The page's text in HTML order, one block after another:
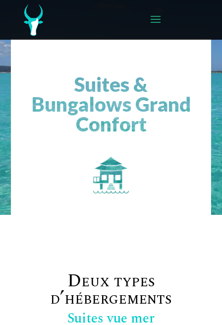
Suites &
Bungalows Grand
Confort
Deux types
d’hébergements
Suites vue mer